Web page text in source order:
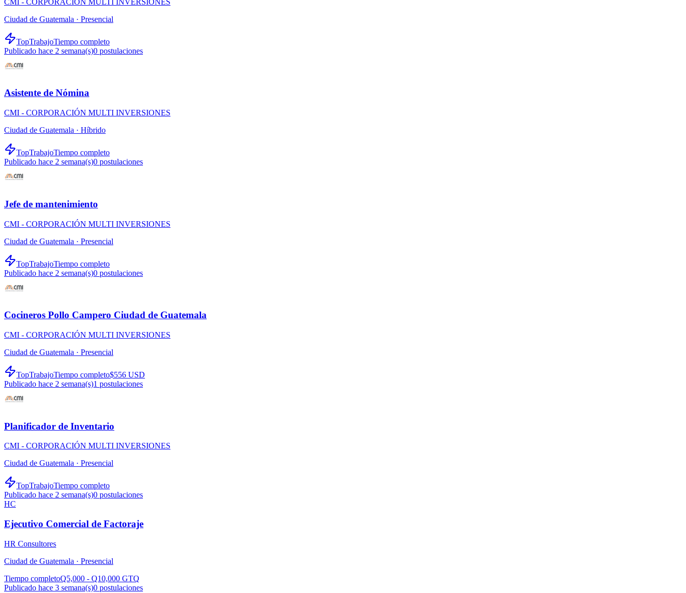
Ciudad de Guatemala · Presencial
TopTrabajoTiempo completo
Publicado hace 2 semana(s)0 postulaciones
Asistente de Nómina
CMI - CORPORACIÓN MULTI INVERSIONES
Ciudad de Guatemala · Híbrido
TopTrabajoTiempo completo
Publicado hace 2 semana(s)0 postulaciones
Jefe de mantenimiento
CMI - CORPORACIÓN MULTI INVERSIONES
Ciudad de Guatemala · Presencial
TopTrabajoTiempo completo
Publicado hace 2 semana(s)0 postulaciones
Cocineros Pollo Campero Ciudad de Guatemala
CMI - CORPORACIÓN MULTI INVERSIONES
Ciudad de Guatemala · Presencial
TopTrabajoTiempo completo$556 USD
Publicado hace 2 semana(s)1 postulaciones
Planificador de Inventario
CMI - CORPORACIÓN MULTI INVERSIONES
Ciudad de Guatemala · Presencial
TopTrabajoTiempo completo
Publicado hace 2 semana(s)0 postulaciones
HC
Ejecutivo Comercial de Factoraje
HR Consultores
Ciudad de Guatemala · Presencial
Tiempo completoQ5,000 - Q10,000 GTQ
Publicado hace 3 semana(s)0 postulaciones